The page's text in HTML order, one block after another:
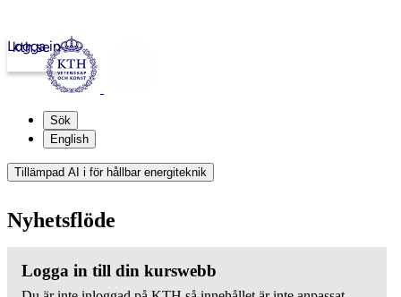
kth.se
Logga in
Sök
English
Tillämpad AI i för hållbar energiteknik
Nyhetsflöde
Logga in till din kurswebb